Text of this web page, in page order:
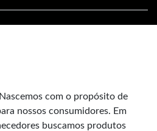
com o propósito de
nossos consumidores. Em
buscamos produtos